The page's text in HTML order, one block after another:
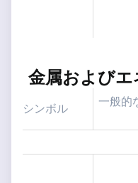
金属および
シンボル
一般的